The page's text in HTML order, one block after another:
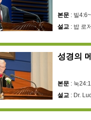
본문 : 빌
설교 : 밥 로
성경의
본문 : 눅
설교 : Dr.